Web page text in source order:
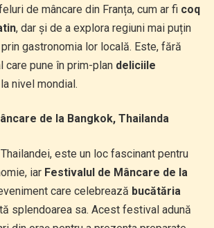
de mâncare din Franța, cum ar fi coq
, dar și de a explora regiuni mai puțin
gastronomia lor locală. Este, fără
care pune în prim-plan deliciile
nivel mondial.
de la Bangkok, Thailanda
este un loc fascinant pentru
iar Festivalul de Mâncare de la
care celebrează bucătăria
splendoarea sa. Acest festival adună